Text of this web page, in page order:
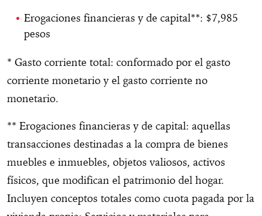
Erogaciones financieras y de capital**: $7,985
pesos
* Gasto corriente total: conformado por el gasto
corriente monetario y el gasto corriente no
monetario.
** Erogaciones financieras y de capital: aquellas
transacciones destinadas a la compra de bienes
muebles e inmuebles, objetos valiosos, activos
físicos, que modifican el patrimonio del hogar.
Incluyen conceptos totales como cuota pagada por la